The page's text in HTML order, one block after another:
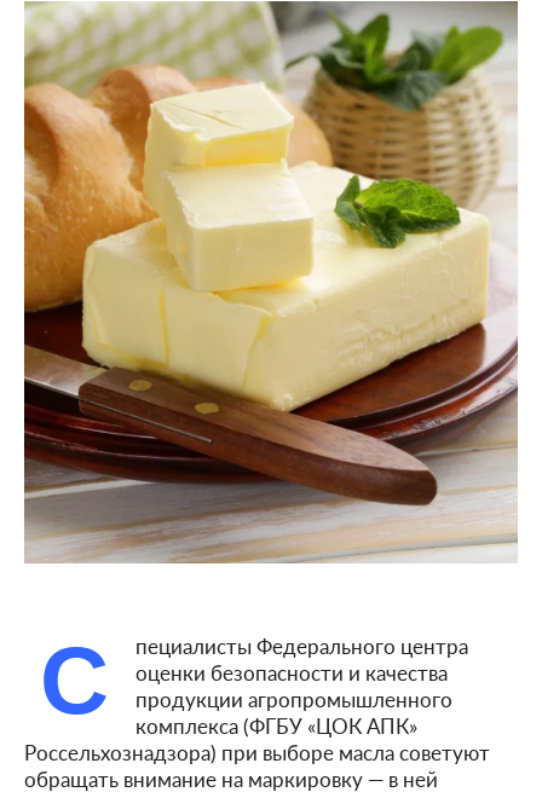
С
пециалисты Федерального центра
оценки безопасности и качества
продукции агропромышленного
комплекса (ФГБУ «ЦОК АПК»
Россельхознадзора) при выборе масла советуют
обращать внимание на маркировку — в ней